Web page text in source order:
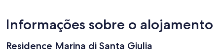
Informações sobre o alojamento
Residence Marina di Santa Giulia